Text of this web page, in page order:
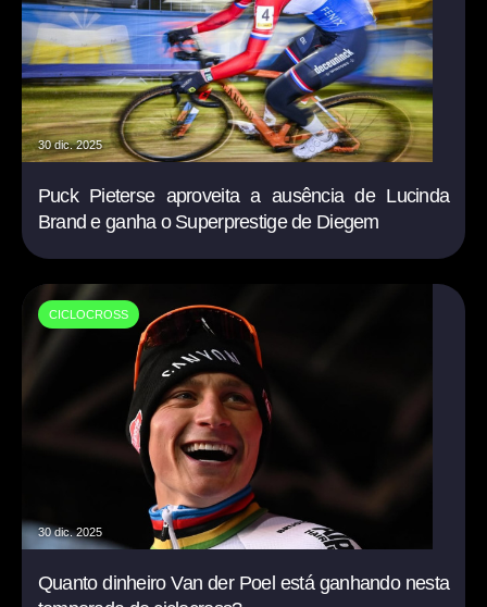
30 dic. 2025
Puck Pieterse aproveita a ausência de Lucinda
Brand e ganha o Superprestige de Diegem
CICLOCROSS
30 dic. 2025
Quanto dinheiro Van der Poel está ganhando nesta